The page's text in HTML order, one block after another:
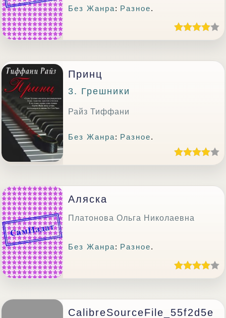
Без Жанра: Разное.
Принц
3. Грешники
Райз Тиффани
Без Жанра: Разное.
Аляска
Платонова Ольга Николаевна
Без Жанра: Разное.
CalibreSourceFile_55f2d5e